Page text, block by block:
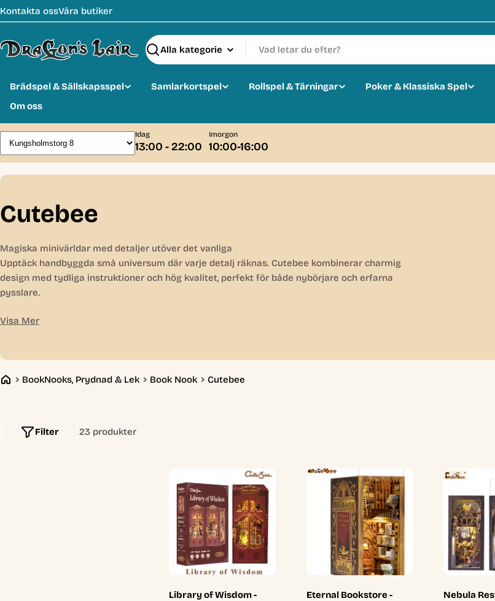
Hoppa
till
Kontakta ossVåra butiker
Sök
Brädspel & Sällskapsspel Samlarkortspel Rollspel & Tärningar Poker & Klassiska Spel
Om oss
Idag
13:00 - 22:00
Imorgon
10:00-16:00
C
o
l
l
e
c
t
Cutebee
Magiska minivärldar med detaljer utöver det vanliga
Upptäck handbyggda små universum där varje detalj räknas. Cutebee kombinerar charmig
design med tydliga instruktioner och hög kvalitet, perfekt för både nybörjare och erfarna
pysslare.
Visa Mer
BookNooks, Prydnad & Lek Book Nook Cutebee
23 produkter
Filter
Library of Wisdom -
Eternal Bookstore -
Nebula